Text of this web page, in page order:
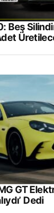
Beş
GT
Dedi